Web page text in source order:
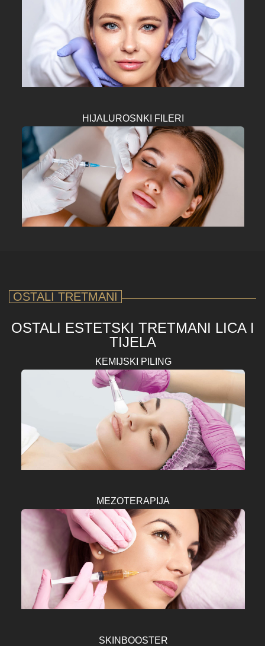
HIJALUROSNKI FILERI
OSTALI TRETMANI
OSTALI ESTETSKI TRETMANI LICA I
TIJELA
KEMIJSKI PILING
MEZOTERAPIJA
SKINBOOSTER